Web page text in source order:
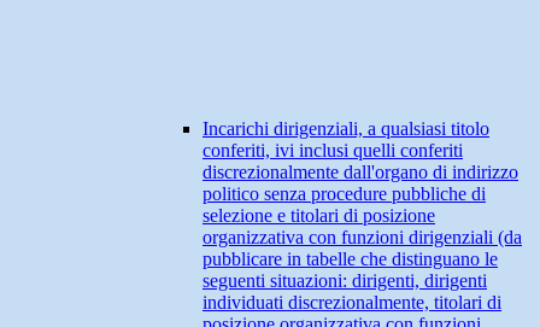
Incarichi dirigenziali, a qualsiasi titolo
conferiti, ivi inclusi quelli conferiti
discrezionalmente dall'organo di indirizzo
politico senza procedure pubbliche di
selezione e titolari di posizione
organizzativa con funzioni dirigenziali (da
pubblicare in tabelle che distinguano le
seguenti situazioni: dirigenti, dirigenti
individuati discrezionalmente, titolari di